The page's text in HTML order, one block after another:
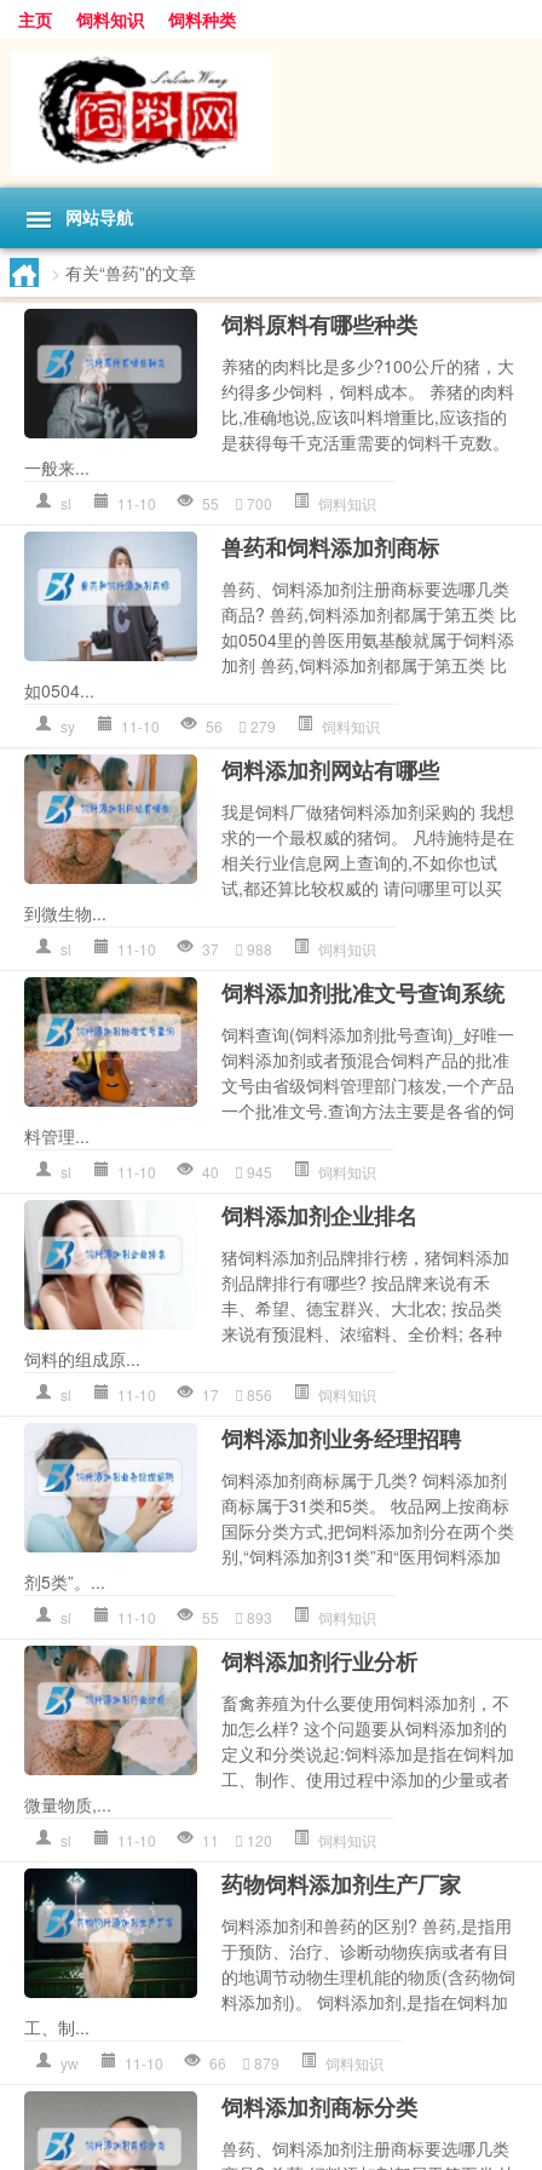
主页 饲料知识 饲料种类
网站导航
> 有关“兽药”的文章
饲料原料有哪些种类
养猪的肉料比是多少?100公斤的猪，大
约得多少饲料，饲料成本。 养猪的肉料
比,准确地说,应该叫料增重比,应该指的
是获得每千克活重需要的饲料千克数。
一般来...
sl 11-10 55 700 饲料知识
兽药和饲料添加剂商标
兽药、饲料添加剂注册商标要选哪几类
商品? 兽药,饲料添加剂都属于第五类 比
如0504里的兽医用氨基酸就属于饲料添
加剂 兽药,饲料添加剂都属于第五类 比
如0504...
sy 11-10 56 279 饲料知识
饲料添加剂网站有哪些
我是饲料厂做猪饲料添加剂采购的 我想
求的一个最权威的猪饲。 凡特施特是在
相关行业信息网上查询的,不如你也试
试,都还算比较权威的 请问哪里可以买
到微生物...
sl 11-10 37 988 饲料知识
饲料添加剂批准文号查询系统
饲料查询(饲料添加剂批号查询)_好唯一
饲料添加剂或者预混合饲料产品的批准
文号由省级饲料管理部门核发,一个产品
一个批准文号.查询方法主要是各省的饲
料管理...
sl 11-10 40 945 饲料知识
饲料添加剂企业排名
猪饲料添加剂品牌排行榜，猪饲料添加
剂品牌排行有哪些? 按品牌来说有禾
丰、希望、德宝群兴、大北农; 按品类
来说有预混料、浓缩料、全价料; 各种
饲料的组成原...
sl 11-10 17 856 饲料知识
饲料添加剂业务经理招聘
饲料添加剂商标属于几类? 饲料添加剂
商标属于31类和5类。 牧品网上按商标
国际分类方式,把饲料添加剂分在两个类
别,“饲料添加剂31类”和“医用饲料添加
剂5类”。...
sl 11-10 55 893 饲料知识
饲料添加剂行业分析
畜禽养殖为什么要使用饲料添加剂，不
加怎么样? 这个问题要从饲料添加剂的
定义和分类说起:饲料添加是指在饲料加
工、制作、使用过程中添加的少量或者
微量物质,...
sl 11-10 11 120 饲料知识
药物饲料添加剂生产厂家
饲料添加剂和兽药的区别? 兽药,是指用
于预防、治疗、诊断动物疾病或者有目
的地调节动物生理机能的物质(含药物饲
料添加剂)。 饲料添加剂,是指在饲料加
工、制...
yw 11-10 66 879 饲料知识
饲料添加剂商标分类
兽药、饲料添加剂注册商标要选哪几类